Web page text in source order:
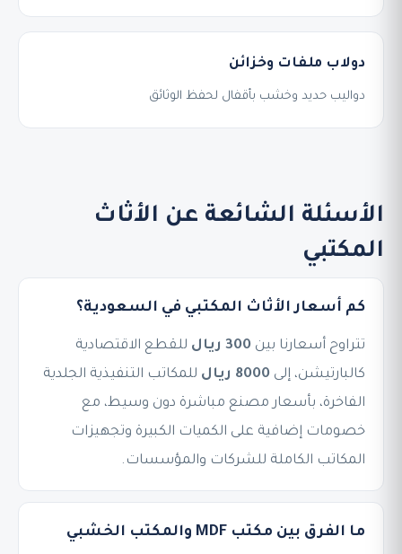
دولاب ملفات وخزائن
دواليب حديد وخشب بأقفال لحفظ الوثائق
الأسئلة الشائعة عن الأثاث
المكتبي
كم أسعار الأثاث المكتبي في السعودية؟
تتراوح أسعارنا بين 300 ريال
للقطع الاقتصادية
كالبارتيشن، إلى 8000 ريال
للمكاتب التنفيذية الجلدية
الفاخرة، بأسعار مصنع مباشرة دون وسيط، مع
خصومات إضافية على الكميات الكبيرة وتجهيزات
المكاتب الكاملة للشركات والمؤسسات.
ما الفرق بين مكتب MDF والمكتب الخشبي